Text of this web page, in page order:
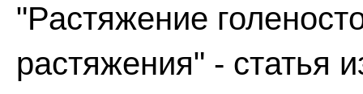
"Растяжение
растяжения" - статья